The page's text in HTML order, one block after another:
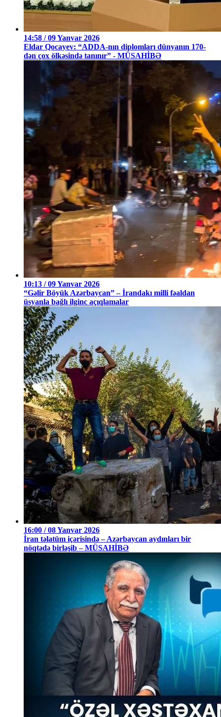
14:58 / 09 Yanvar 2026
Eldar Qocayev: “ADDA-nın diplomları dünyanın 170-
dən çox ölkəsində tanınır” - MÜSAHİBƏ
10:13 / 09 Yanvar 2026
“Gəlir Böyük Azərbaycan” – İrandakı milli fəaldan
üsyanla bağlı ilginc açıqlamalar
16:00 / 08 Yanvar 2026
İran təlatüm içərisində – Azərbaycan aydınları bir
nöqtədə birləşib – MÜSAHİBƏ